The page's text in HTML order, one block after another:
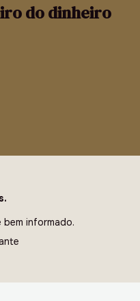
do dinheiro
informado.